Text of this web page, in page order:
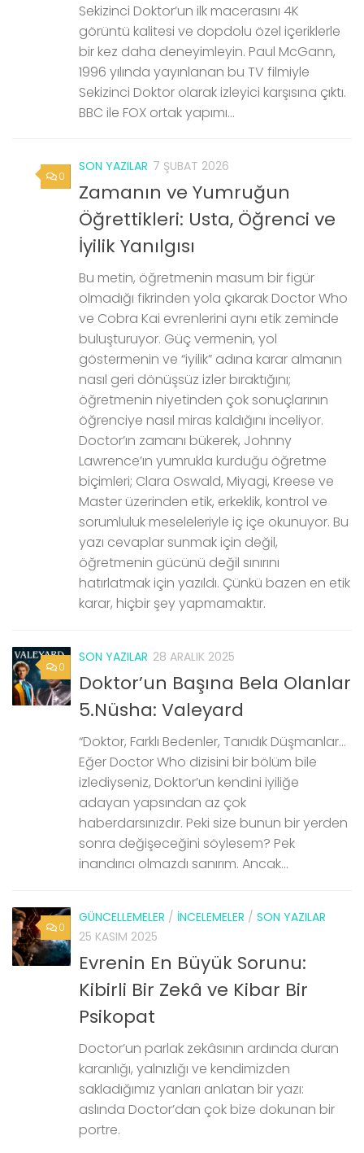
Sekizinci Doktor’un ilk macerasını 4K
görüntü kalitesi ve dopdolu özel içeriklerle
bir kez daha deneyimleyin. Paul McGann,
1996 yılında yayınlanan bu TV filmiyle
Sekizinci Doktor olarak izleyici karşısına çıktı.
BBC ile FOX ortak yapımı...
0
SON YAZILAR 7 ŞUBAT 2026
Zamanın ve Yumruğun
Öğrettikleri: Usta, Öğrenci ve
İyilik Yanılgısı
Bu metin, öğretmenin masum bir figür
olmadığı fikrinden yola çıkarak Doctor Who
ve Cobra Kai evrenlerini aynı etik zeminde
buluşturuyor. Güç vermenin, yol
göstermenin ve “iyilik” adına karar almanın
nasıl geri dönüşsüz izler bıraktığını;
öğretmenin niyetinden çok sonuçlarının
öğrenciye nasıl miras kaldığını inceliyor.
Doctor’ın zamanı bükerek, Johnny
Lawrence’ın yumrukla kurduğu öğretme
biçimleri; Clara Oswald, Miyagi, Kreese ve
Master üzerinden etik, erkeklik, kontrol ve
sorumluluk meseleleriyle iç içe okunuyor. Bu
yazı cevaplar sunmak için değil,
öğretmenin gücünü değil sınırını
hatırlatmak için yazıldı. Çünkü bazen en etik
karar, hiçbir şey yapmamaktır.
0
SON YAZILAR 28 ARALIK 2025
Doktor’un Başına Bela Olanlar
5.Nüsha: Valeyard
“Doktor, Farklı Bedenler, Tanıdık Düşmanlar…
Eğer Doctor Who dizisini bir bölüm bile
izlediyseniz, Doktor’un kendini iyiliğe
adayan yapsından az çok
haberdarsınızdır. Peki size bunun bir yerden
sonra değişeceğini söylesem? Pek
inandırıcı olmazdı sanırım. Ancak...
0
GÜNCELLEMELER / İNCELEMELER / SON YAZILAR
25 KASIM 2025
Evrenin En Büyük Sorunu:
Kibirli Bir Zekâ ve Kibar Bir
Psikopat
Doctor’un parlak zekâsının ardında duran
karanlığı, yalnızlığı ve kendimizden
sakladığımız yanları anlatan bir yazı:
aslında Doctor’dan çok bize dokunan bir
portre.